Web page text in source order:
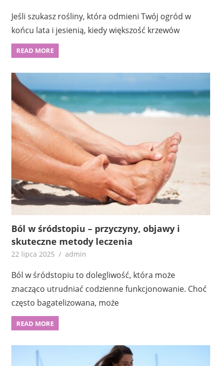
Jeśli szukasz rośliny, która odmieni Twój ogród w
końcu lata i jesienią, kiedy większość krzewów
READ MORE
Ból w śródstopiu – przyczyny, objawy i
skuteczne metody leczenia
22 lipca 2025 admin
Ból w śródstopiu to dolegliwość, która może
znacząco utrudniać codzienne funkcjonowanie. Choć
często bagatelizowana, może
READ MORE